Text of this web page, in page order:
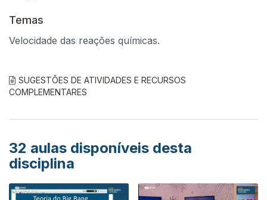
Temas
Velocidade das reações químicas.
SUGESTÕES DE ATIVIDADES E RECURSOS
COMPLEMENTARES
32 aulas disponíveis desta
disciplina